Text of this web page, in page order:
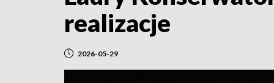
realizacje
2026-05-29